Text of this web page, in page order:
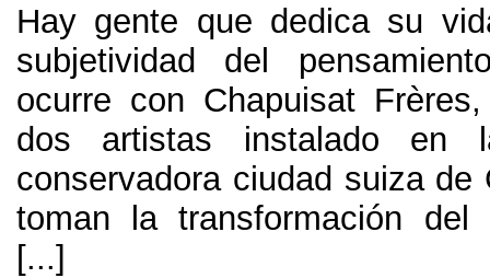
Hay gente que dedica su
subjetividad del
ocurre con Chapuisat
dos artistas instalado en
conservadora ciudad suiza de
toman la transformación del
[...]